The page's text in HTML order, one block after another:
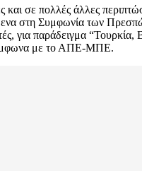
σε πολλές άλλες
στη Συμφωνία των
για παράδειγμα
με το ΑΠΕ-ΜΠΕ.